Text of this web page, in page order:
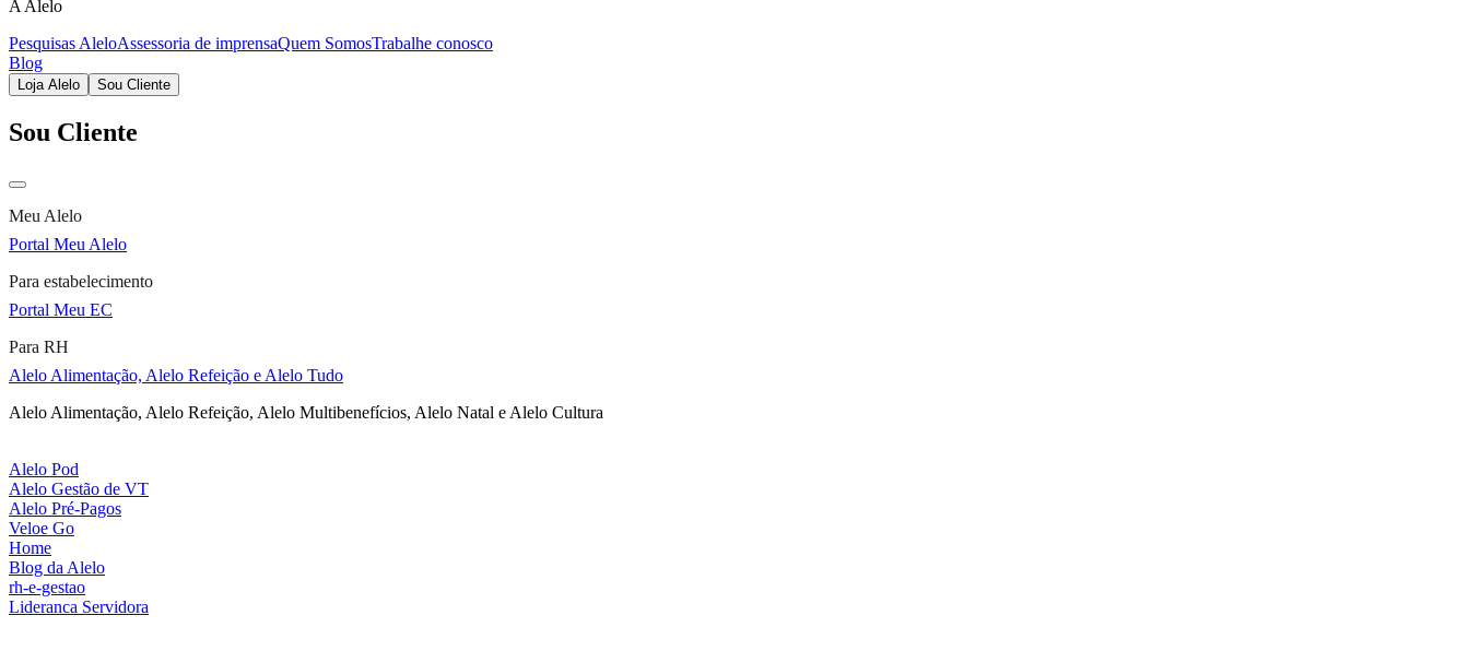
A Alelo
Pesquisas AleloAssessoria de imprensaQuem SomosTrabalhe conosco
Blog
Loja Alelo Sou Cliente
Sou Cliente
Meu Alelo
Portal Meu Alelo
Para estabelecimento
Portal Meu EC
Para RH
Alelo Alimentação, Alelo Refeição e Alelo Tudo
Alelo Alimentação, Alelo Refeição, Alelo Multibenefícios, Alelo Natal e Alelo Cultura
Alelo Pod
Alelo Gestão de VT
Alelo Pré-Pagos
Veloe Go
Home
Blog da Alelo
rh-e-gestao
Lideranca Servidora